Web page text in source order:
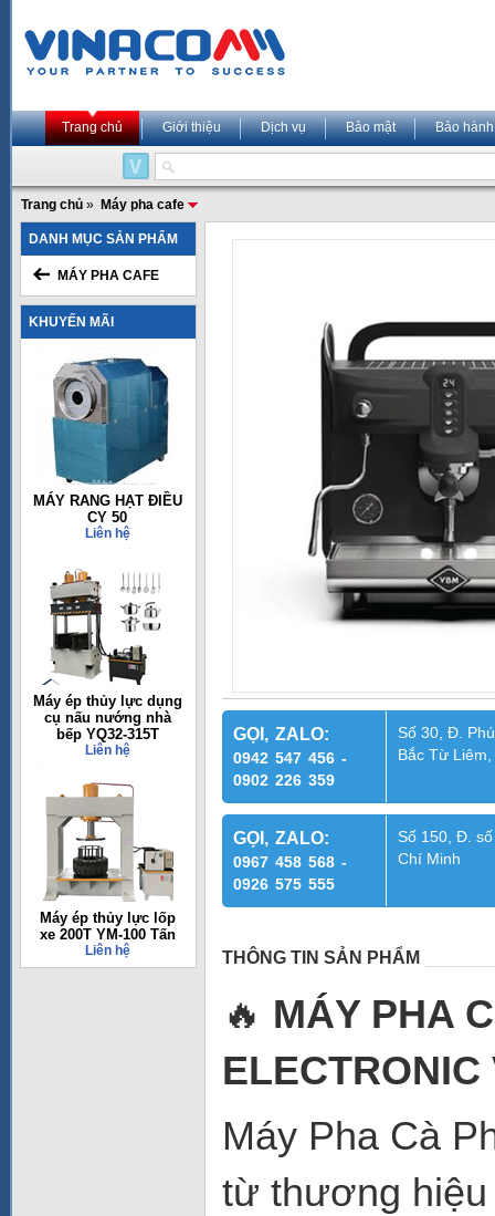
Trang chủ Giới thiệu Dịch vụ Bảo mật Bảo hành
Trang chủ » Máy pha cafe
DANH MỤC SẢN PHẨM
MÁY PHA CAFE
KHUYẾN MÃI
MÁY RANG HẠT ĐIỀU
CY 50
Liên hệ
Máy ép thủy lực dụng
cụ nấu nướng nhà
bếp YQ32-315T
Liên hệ
Máy ép thủy lực lốp
xe 200T YM-100 Tấn
Liên hệ
GỌI, ZALO:
0942 547 456 -
0902 226 359
Số 30, Đ.
Bắc Từ
GỌI, ZALO:
0967 458 568 -
0926 575 555
Số 150, Đ.
Chí Minh
THÔNG TIN SẢN PHẨM
🔥 MÁY PHA
ELECTRONIC
Máy Pha Cà
từ thương